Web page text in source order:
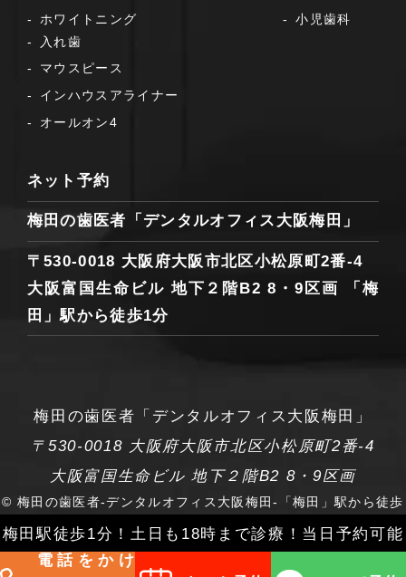
ホワイトニング
小児歯科
入れ歯
マウスピース
インハウスアライナー
オールオン4
ネット予約
梅田の歯医者「デンタルオフィス大阪梅田」
〒530-0018 大阪府大阪市北区小松原町2番-4
大阪富国生命ビル 地下２階B2 8・9区画
「梅
田」駅から徒歩1分
梅田の歯医者 「デンタルオフィス大阪梅田」
〒530-0018 大阪府大阪市北区小松原町2番-4
大阪富国生命ビル 地下２階B2 8・9区画
©︎ 梅田の歯医者-デンタルオフィス大阪梅田-「梅田」駅から徒歩
1分
梅田駅徒歩1分！土日も18時まで診療！当日予約可能
電話をかけ